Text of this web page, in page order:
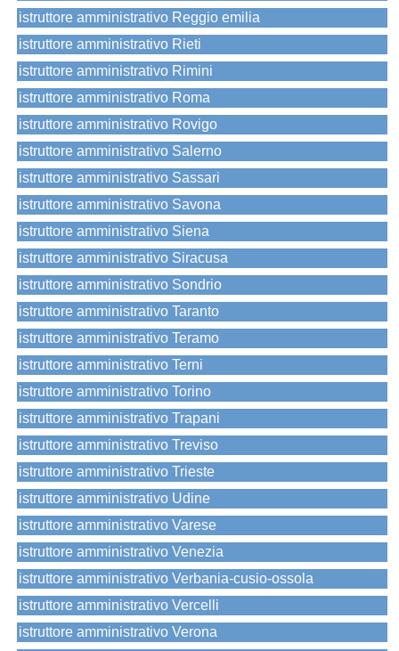
istruttore amministrativo Reggio emilia
istruttore amministrativo Rieti
istruttore amministrativo Rimini
istruttore amministrativo Roma
istruttore amministrativo Rovigo
istruttore amministrativo Salerno
istruttore amministrativo Sassari
istruttore amministrativo Savona
istruttore amministrativo Siena
istruttore amministrativo Siracusa
istruttore amministrativo Sondrio
istruttore amministrativo Taranto
istruttore amministrativo Teramo
istruttore amministrativo Terni
istruttore amministrativo Torino
istruttore amministrativo Trapani
istruttore amministrativo Treviso
istruttore amministrativo Trieste
istruttore amministrativo Udine
istruttore amministrativo Varese
istruttore amministrativo Venezia
istruttore amministrativo Verbania-cusio-ossola
istruttore amministrativo Vercelli
istruttore amministrativo Verona